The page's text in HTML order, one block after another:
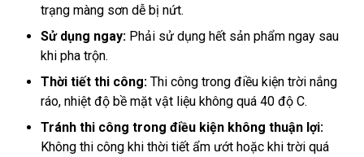
trạng màng sơn dễ bị nứt.
Sử dụng ngay: Phải sử dụng hết sản phẩm ngay sau
khi pha trộn.
Thời tiết thi công: Thi công trong điều kiện trời nắng
ráo, nhiệt độ bề mặt vật liệu không quá 40 độ C.
Tránh thi công trong điều kiện không thuận lợi:
Không thi công khi thời tiết ẩm ướt hoặc khi trời quá